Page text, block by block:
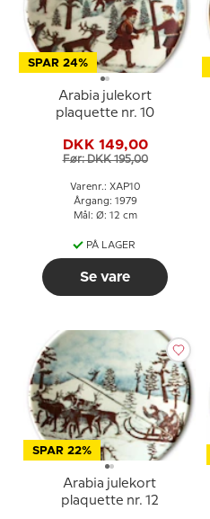
SPAR 24%
Arabia julekort
plaquette nr. 10
DKK 149,00
Før: DKK 195,00
Varenr.: XAP10
Årgang: 1979
Mål: Ø: 12 cm
PÅ LAGER
Se vare
SPAR 22%
Arabia julekort
plaquette nr. 12